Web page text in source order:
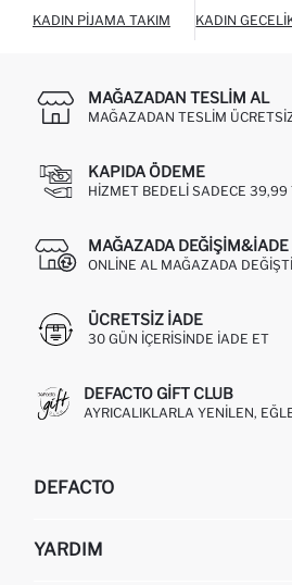
KADIN PIJAMA TAKIM KADIN
MAĞAZADAN TESLIM AL
MAĞAZADAN TESLIM
KAPIDA ÖDEME
HIZMET BEDELI SADECE 39,99
MAĞAZADA DEĞIŞIM&İADE
ONLINE AL MAĞAZADA
ÜCRETSIZ IADE
30 GÜN IÇERISINDE IADE ET
DEFACTO GIFT CLUB
AYRICALIKLARLA YENILEN,
DEFACTO
HAKKIMIZDA
YARDIM